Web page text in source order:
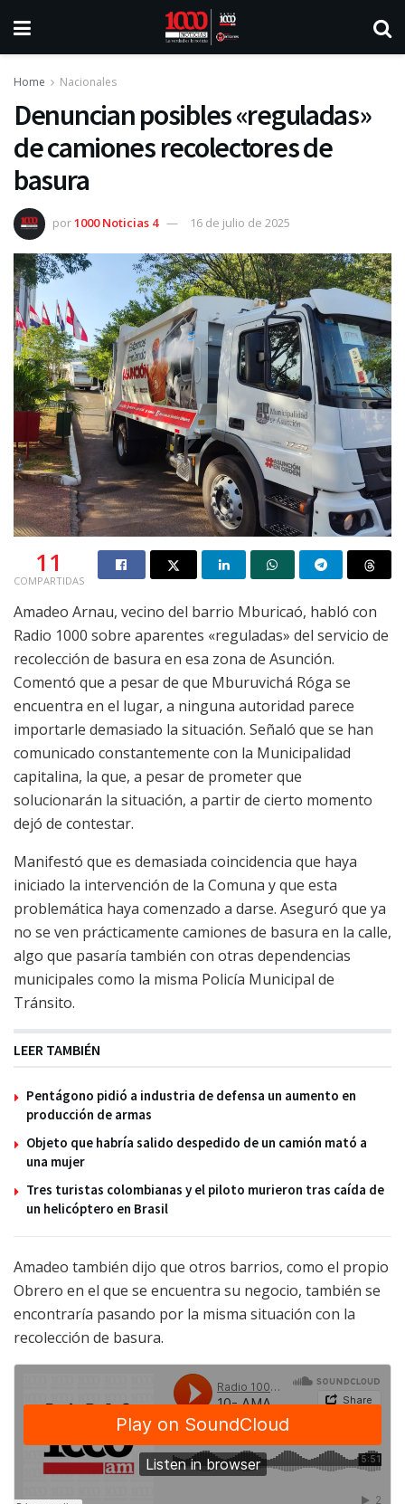
Home Nacionales
Denuncian posibles «reguladas»
de camiones recolectores de
basura
por1000 Noticias 4 16 de julio de 2025
11
COMPARTIDAS
Amadeo Arnau, vecino del barrio Mburicaó, habló con
Radio 1000 sobre aparentes «reguladas» del servicio de
recolección de basura en esa zona de Asunción.
Comentó que a pesar de que Mburuvichá Róga se
encuentra en el lugar, a ninguna autoridad parece
importarle demasiado la situación. Señaló que se han
comunicado constantemente con la Municipalidad
capitalina, la que, a pesar de prometer que
solucionarán la situación, a partir de cierto momento
dejó de contestar.
Manifestó que es demasiada coincidencia que haya
iniciado la intervención de la Comuna y que esta
problemática haya comenzado a darse. Aseguró que ya
no se ven prácticamente camiones de basura en la calle,
algo que pasaría también con otras dependencias
municipales como la misma Policía Municipal de
Tránsito.
LEER TAMBIÉN
Pentágono pidió a industria de defensa un aumento en
producción de armas
Objeto que habría salido despedido de un camión mató a
una mujer
Tres turistas colombianas y el piloto murieron tras caída de
un helicóptero en Brasil
Amadeo también dijo que otros barrios, como el propio
Obrero en el que se encuentra su negocio, también se
encontraría pasando por la misma situación con la
recolección de basura.